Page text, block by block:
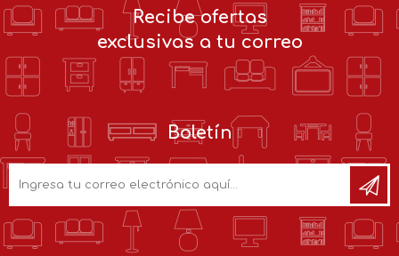
Recibe ofertas
exclusivas a tu correo
Boletín